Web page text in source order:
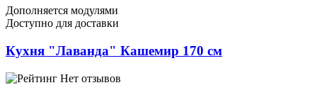
Дополняется модулями
Доступно для доставки
Кухня "Лаванда" Кашемир 170 см
Нет отзывов